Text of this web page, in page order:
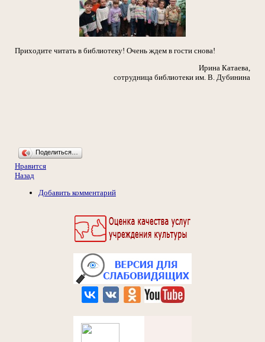
Приходите читать в библиотеку! Очень ждем в гости снова!
Ирина Катаева,
сотрудница библиотеки им. В. Дубинина
Поделиться…
Нравится
Назад
Добавить комментарий